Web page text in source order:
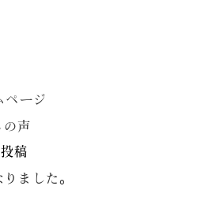
ページ
の声
稿
ました。